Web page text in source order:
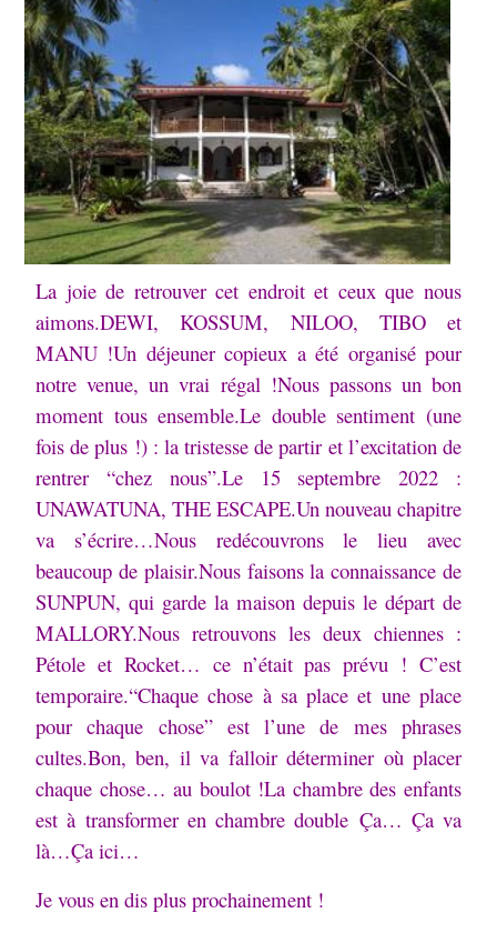
La joie de retrouver cet endroit et ceux que nous
aimons.DEWI, KOSSUM, NILOO, TIBO et
MANU !Un déjeuner copieux a été organisé pour
notre venue, un vrai régal !Nous passons un bon
moment tous ensemble.Le double sentiment (une
fois de plus !) : la tristesse de partir et l’excitation de
rentrer “chez nous”.Le 15 septembre 2022 :
UNAWATUNA, THE ESCAPE.Un nouveau chapitre
va s’écrire…Nous redécouvrons le lieu avec
beaucoup de plaisir.Nous faisons la connaissance de
SUNPUN, qui garde la maison depuis le départ de
MALLORY.Nous retrouvons les deux chiennes :
Pétole et Rocket… ce n’était pas prévu ! C’est
temporaire.“Chaque chose à sa place et une place
pour chaque chose” est l’une de mes phrases
cultes.Bon, ben, il va falloir déterminer où placer
chaque chose… au boulot !La chambre des enfants
est à transformer en chambre double Ça… Ça va
là…Ça ici…
Je vous en dis plus prochainement !